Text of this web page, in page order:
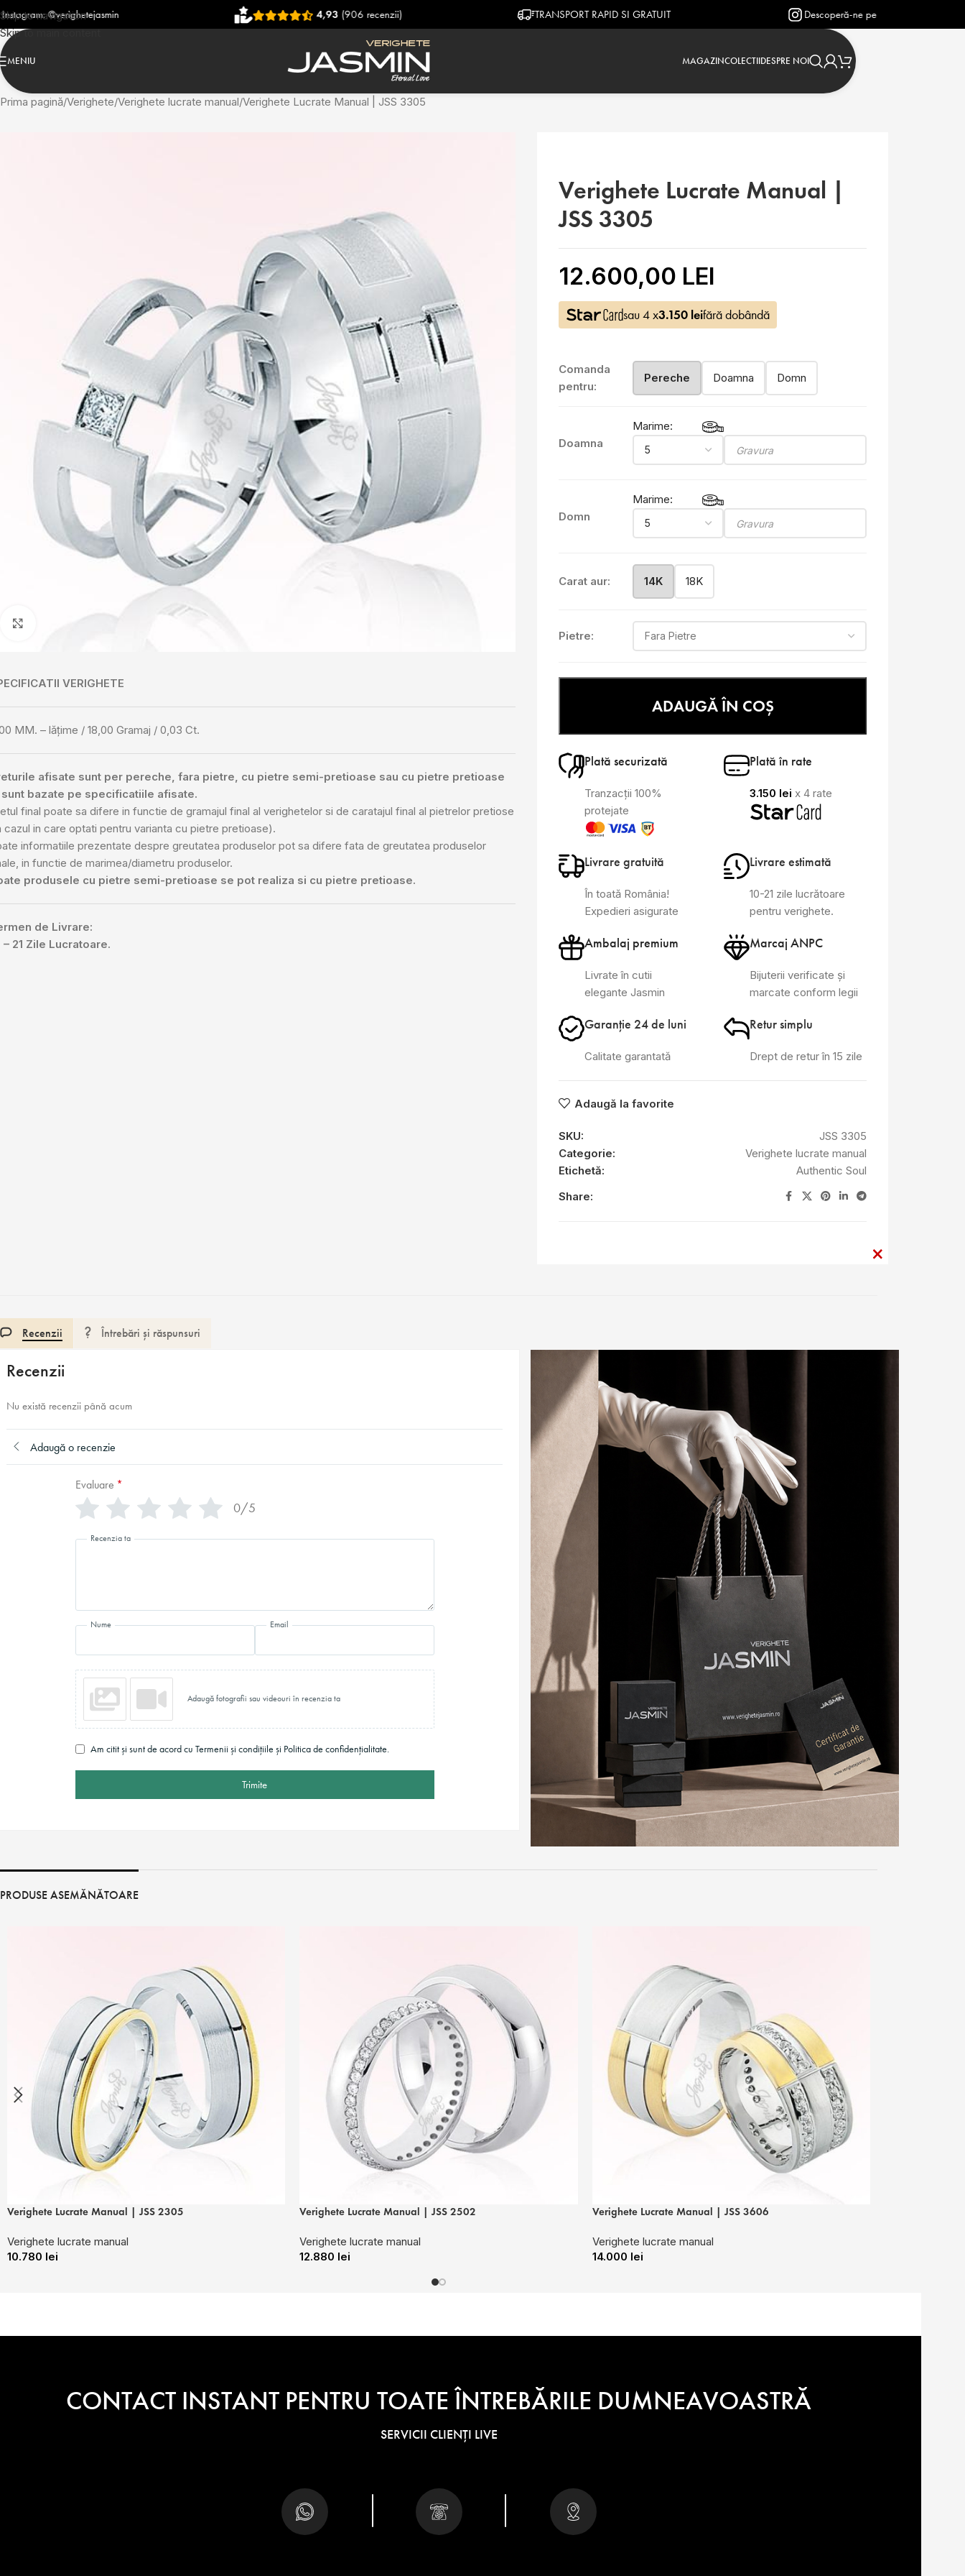
Skip to navigation
Skip to main content
4,93(906 recenzii) TRANSPORT RAPID SI GRATUIT Descoperă-ne pe Instagram: @verighetejasmin
MENIU MAGAZINCOLECTIIDESPRE NOI
Prima pagină Verighete Verighete lucrate manual Verighete Lucrate Manual | JSS 3305
VERIGHETE
MM. – lățime / 18,00 Gramaj / 0,03 Ct.
afisate sunt per pereche, fara pietre, cu pietre semi-pretioase sau cu pietre pretioase
bazate pe specificatiile afisate.
final poate sa difere in functie de gramajul final al verighetelor si de caratajul final al pietrelor pretiose
cazul in care optati pentru varianta cu pietre pretioase).
informatiile prezentate despre greutatea produselor pot sa difere fata de greutatea produselor
in functie de marimea/diametru produselor.
produsele cu pietre semi-pretioase se pot realiza si cu pietre pretioase.
de Livrare:
– 21 Zile Lucratoare.
Verighete Lucrate Manual |
JSS 3305
12.600,00 LEI
sau 4 x3.150 leifără dobândă
Comanda
pentru:
Pereche Doamna Domn
Doamna
Marime:
×
Domn
Marime:
×
Carat aur: 14K 18K
Pietre:
ADAUGĂ ÎN COȘ
Plată securizată
Tranzacții 100%
protejate
Plată în rate
3.150 lei x 4 rate
Livrare gratuită
În toată România!
Expedieri asigurate
Livrare estimată
10-21 zile lucrătoare
pentru verighete.
Ambalaj premium
Livrate în cutii
elegante Jasmin
Marcaj ANPC
Bijuterii verificate și
marcate conform legii
Garanție 24 de luni
Calitate garantată
Retur simplu
Drept de retur în 15 zile
Adaugă la favorite
SKU:
JSS 3305
Categorie:
Verighete lucrate manual
Etichetă:
Authentic Soul
Share:
Recenzii Întrebări și răspunsuri
Recenzii
Nu există recenzii până acum
Adaugă o recenzie
Evaluare *
0/5
Recenzia ta
Nume Email
Adaugă fotografii sau videouri în recenzia ta
Am citit și sunt de acord cu Termenii și condițiile și Politica de confidențialitate.
Trimite
PRODUSE ASEMĂNĂTOARE
Verighete Lucrate Manual | JSS 2305
Verighete lucrate manual
10.780 lei
Verighete Lucrate Manual | JSS 2502
Verighete lucrate manual
12.880 lei
Verighete Lucrate Manual | JSS 3606
Verighete lucrate manual
14.000 lei
CONTACT INSTANT PENTRU TOATE ÎNTREBĂRILE DUMNEAVOASTRĂ
SERVICII CLIENȚI LIVE